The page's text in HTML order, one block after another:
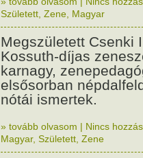
Született Zene Magyar
Megszületett Csenki
Kossuth-díjas
karnagy,
elsősorban
nótái ismertek.
» tovább olvasom | Nincs
Magyar, Született Zene